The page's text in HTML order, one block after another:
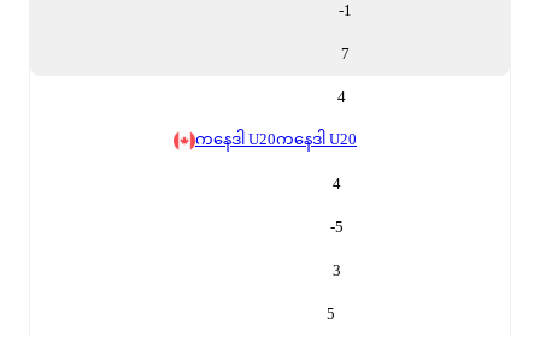
-1
7
4
ကနေဒါ U20ကနေဒါ U20
4
-5
3
5